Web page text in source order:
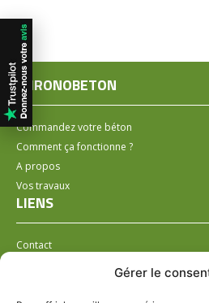
Gérer le
CHRONOBETON
Commandez votre béton
Comment ça fonctionne ?
A propos
Vos travaux
LIENS
Contact